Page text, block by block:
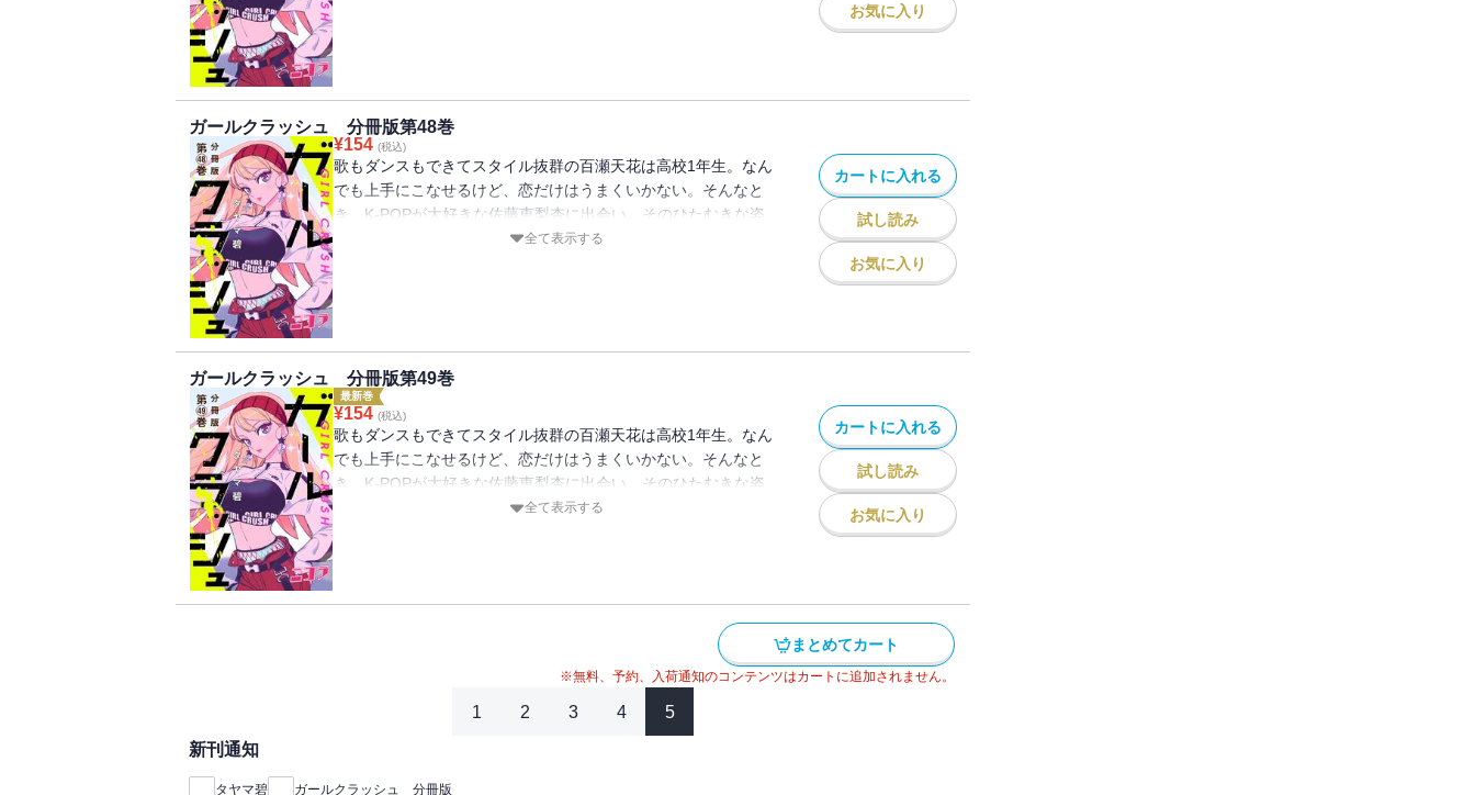
お気に入り
ガールクラッシュ 分冊版第48巻
¥154 (税込)
歌もダンスもできてスタイル抜群の百瀬天花は高校1年生。なん
でも上手にこなせるけど、恋だけはうまくいかない。そんなと
き、K-POPが大好きな佐藤恵梨杏に出会い、そのひたむきな姿
に目がくらんで――。少女たちの青春は、K-POPアイドルの夢
全て表示する
カートに入れる
試し読み
お気に入り
ガールクラッシュ 分冊版第49巻
最新巻
¥154 (税込)
歌もダンスもできてスタイル抜群の百瀬天花は高校1年生。なん
でも上手にこなせるけど、恋だけはうまくいかない。そんなと
き、K-POPが大好きな佐藤恵梨杏に出会い、そのひたむきな姿
に目がくらんで――。少女たちの青春は、K-POPアイドルの夢
97・98話分）が収録されています。
全て表示する
カートに入れる
試し読み
お気に入り
まとめてカート
※無料、予約、入荷通知のコンテンツはカートに追加されません。
1 2 3 4 5
新刊通知
タヤマ碧 ガールクラッシュ 分冊版